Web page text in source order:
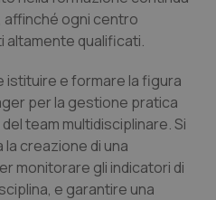
affinché ogni centro
altamente qualificati.
istituire e formare la figura
per la gestione pratica
team multidisciplinare. Si
creazione di una
monitorare gli indicatori di
e garantire una
di base quali la
e l'accesso alle aree
non è in grado di
Fornitore /Dominio
YouTube
.youtube.com